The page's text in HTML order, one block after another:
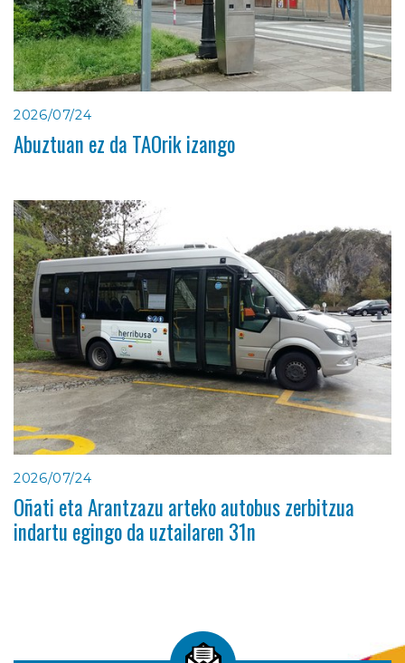
2026/07/24
Abuztuan ez da TAOrik izango
2026/07/24
Oñati eta Arantzazu arteko autobus zerbitzua
indartu egingo da uztailaren 31n